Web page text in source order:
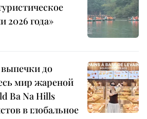
2026 года»
до
мир жареной
Ba Na Hills
в глобальное